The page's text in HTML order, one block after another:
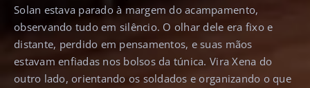
Solan estava parado à margem do acampamento,
observando tudo em silêncio. O olhar dele era fixo e
distante, perdido em pensamentos, e suas mãos
estavam enfiadas nos bolsos da túnica. Vira Xena do
outro lado, orientando os soldados e organizando o que